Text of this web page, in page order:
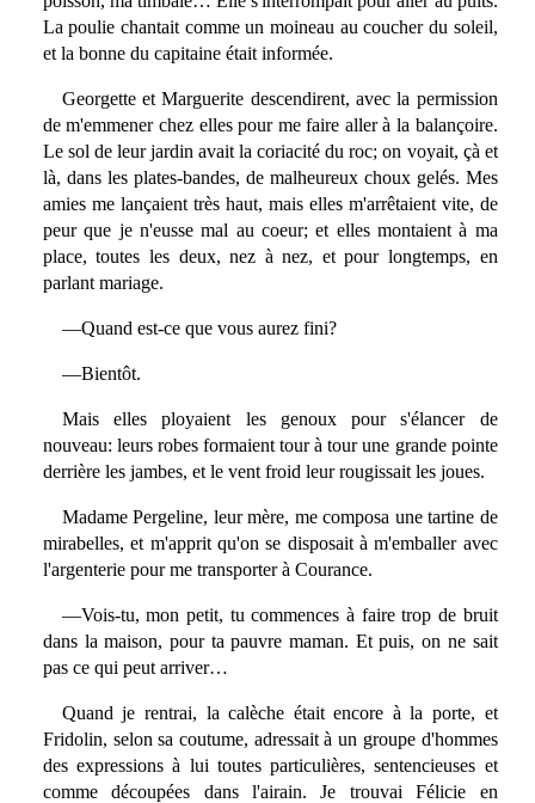
La poulie chantait comme un moineau au coucher du soleil,
et la bonne du capitaine était informée.
Georgette et Marguerite descendirent, avec la permission
de m'emmener chez elles pour me faire aller à la balançoire.
Le sol de leur jardin avait la coriacité du roc; on voyait, çà et
là, dans les plates-bandes, de malheureux choux gelés. Mes
amies me lançaient très haut, mais elles m'arrêtaient vite, de
peur que je n'eusse mal au coeur; et elles montaient à ma
place, toutes les deux, nez à nez, et pour longtemps, en
parlant mariage.
—Quand est-ce que vous aurez fini?
—Bientôt.
Mais elles ployaient les genoux pour s'élancer de
nouveau: leurs robes formaient tour à tour une grande pointe
derrière les jambes, et le vent froid leur rougissait les joues.
Madame Pergeline, leur mère, me composa une tartine de
mirabelles, et m'apprit qu'on se disposait à m'emballer avec
l'argenterie pour me transporter à Courance.
—Vois-tu, mon petit, tu commences à faire trop de bruit
dans la maison, pour ta pauvre maman. Et puis, on ne sait
pas ce qui peut arriver…
Quand je rentrai, la calèche était encore à la porte, et
Fridolin, selon sa coutume, adressait à un groupe d'hommes
des expressions à lui toutes particulières, sentencieuses et
comme découpées dans l'airain. Je trouvai Félicie en